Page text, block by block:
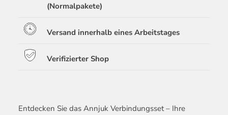
(Normalpakete)
Versand innerhalb eines Arbeitstages
Verifizierter Shop
Entdecken Sie das Annjuk Verbindungsset – Ihre